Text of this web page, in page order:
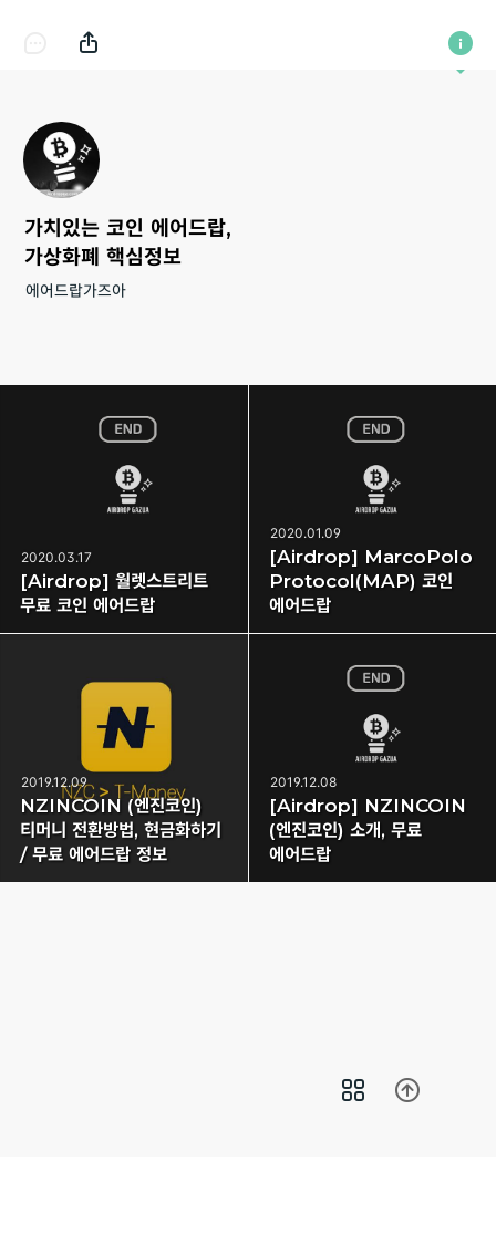
가치있는 코인 에어드랍,
가상화폐 핵심정보
에어드랍가즈아
2020.03.17
[Airdrop] 월렛스트리트
무료 코인 에어드랍
2020.01.09
[Airdrop] MarcoPolo
Protocol(MAP) 코인
에어드랍
2019.12.09
NZINCOIN (엔진코인)
티머니 전환방법, 현금화하기
/ 무료 에어드랍 정보
2019.12.08
[Airdrop] NZINCOIN
(엔진코인) 소개, 무료
에어드랍